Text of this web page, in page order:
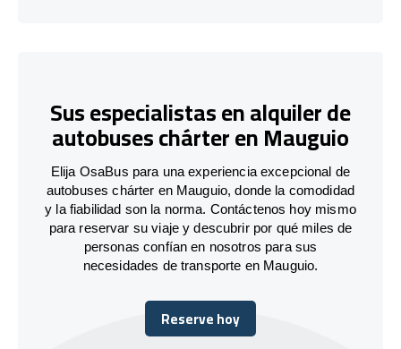
Sus especialistas en alquiler de
autobuses chárter en Mauguio
Elija OsaBus para una experiencia excepcional de
autobuses chárter en Mauguio, donde la comodidad
y la fiabilidad son la norma. Contáctenos hoy mismo
para reservar su viaje y descubrir por qué miles de
personas confían en nosotros para sus
necesidades de transporte en Mauguio.
Reserve hoy
Reserve hoy